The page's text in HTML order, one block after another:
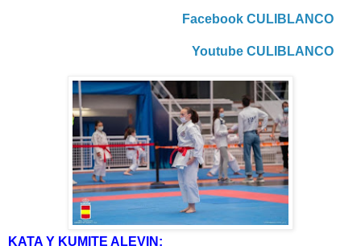
Facebook CULIBLANCO
Youtube CULIBLANCO
KATA Y KUMITE ALEVIN: